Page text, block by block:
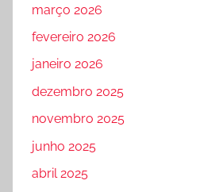
março 2026
fevereiro 2026
janeiro 2026
dezembro 2025
novembro 2025
junho 2025
abril 2025